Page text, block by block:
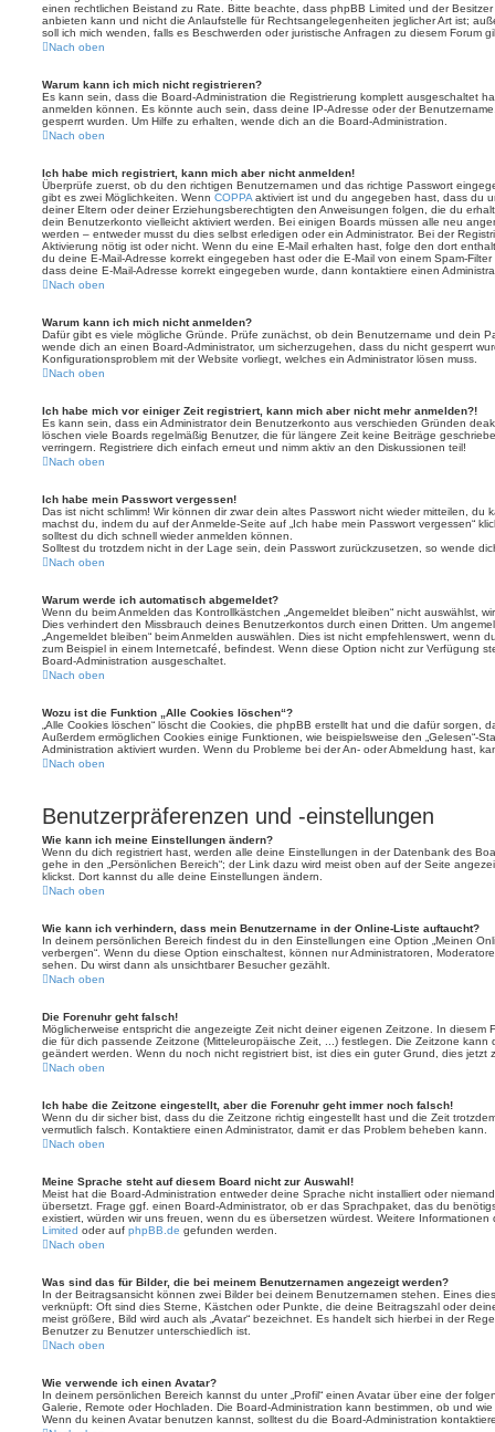
einen rechtlichen Beistand zu Rate. Bitte beachte, dass phpBB Limited und der
anbieten kann und nicht die Anlaufstelle für Rechtsangelegenheiten jeglicher Art ist;
soll ich mich wenden, falls es Beschwerden oder juristische Anfragen zu diesem Forum
Nach oben
Warum kann ich mich nicht registrieren?
Es kann sein, dass die Board-Administration die Registrierung komplett ausgeschaltet
anmelden können. Es könnte auch sein, dass deine IP-Adresse oder der
gesperrt wurden. Um Hilfe zu erhalten, wende dich an die Board-Administration.
Nach oben
Ich habe mich registriert, kann mich aber nicht anmelden!
Überprüfe zuerst, ob du den richtigen Benutzernamen und das richtige Passwort
gibt es zwei Möglichkeiten. Wenn COPPA aktiviert ist und du angegeben hast, dass du
deiner Eltern oder deiner Erziehungsberechtigten den Anweisungen folgen, die du
dein Benutzerkonto vielleicht aktiviert werden. Bei einigen Boards müssen alle neu
werden – entweder musst du dies selbst erledigen oder ein Administrator. Bei der
Aktivierung nötig ist oder nicht. Wenn du eine E-Mail erhalten hast, folge den dort
du deine E-Mail-Adresse korrekt eingegeben hast oder die E-Mail von einem Spam-
dass deine E-Mail-Adresse korrekt eingegeben wurde, dann kontaktiere einen
Nach oben
Warum kann ich mich nicht anmelden?
Dafür gibt es viele mögliche Gründe. Prüfe zunächst, ob dein Benutzername und dein
wende dich an einen Board-Administrator, um sicherzugehen, dass du nicht gesperrt
Konfigurationsproblem mit der Website vorliegt, welches ein Administrator lösen muss.
Nach oben
Ich habe mich vor einiger Zeit registriert, kann mich aber nicht mehr anmelden?!
Es kann sein, dass ein Administrator dein Benutzerkonto aus verschieden Gründen
löschen viele Boards regelmäßig Benutzer, die für längere Zeit keine Beiträge
verringern. Registriere dich einfach erneut und nimm aktiv an den Diskussionen teil!
Nach oben
Ich habe mein Passwort vergessen!
Das ist nicht schlimm! Wir können dir zwar dein altes Passwort nicht wieder mitteilen, du
machst du, indem du auf der Anmelde-Seite auf „Ich habe mein Passwort vergessen“
solltest du dich schnell wieder anmelden können.
Solltest du trotzdem nicht in der Lage sein, dein Passwort zurückzusetzen, so wende
Nach oben
Warum werde ich automatisch abgemeldet?
Wenn du beim Anmelden das Kontrollkästchen „Angemeldet bleiben“ nicht auswählst,
Dies verhindert den Missbrauch deines Benutzerkontos durch einen Dritten. Um
„Angemeldet bleiben“ beim Anmelden auswählen. Dies ist nicht empfehlenswert, wenn
zum Beispiel in einem Internetcafé, befindest. Wenn diese Option nicht zur Verfügung
Board-Administration ausgeschaltet.
Nach oben
Wozu ist die Funktion „Alle Cookies löschen“?
„Alle Cookies löschen“ löscht die Cookies, die phpBB erstellt hat und die dafür sorgen,
Außerdem ermöglichen Cookies einige Funktionen, wie beispielsweise den „Gelesen“-
Administration aktiviert wurden. Wenn du Probleme bei der An- oder Abmeldung hast,
Nach oben
Benutzerpräferenzen und -einstellungen
Wie kann ich meine Einstellungen ändern?
Wenn du dich registriert hast, werden alle deine Einstellungen in der Datenbank des
gehe in den „Persönlichen Bereich“; der Link dazu wird meist oben auf der Seite
klickst. Dort kannst du alle deine Einstellungen ändern.
Nach oben
Wie kann ich verhindern, dass mein Benutzername in der Online-Liste auftaucht?
In deinem persönlichen Bereich findest du in den Einstellungen eine Option „Meinen
verbergen“. Wenn du diese Option einschaltest, können nur Administratoren,
sehen. Du wirst dann als unsichtbarer Besucher gezählt.
Nach oben
Die Forenuhr geht falsch!
Möglicherweise entspricht die angezeigte Zeit nicht deiner eigenen Zeitzone. In diesem
die für dich passende Zeitzone (Mitteleuropäische Zeit, ...) festlegen. Die Zeitzone kann
geändert werden. Wenn du noch nicht registriert bist, ist dies ein guter Grund, dies jetzt
Nach oben
Ich habe die Zeitzone eingestellt, aber die Forenuhr geht immer noch falsch!
Wenn du dir sicher bist, dass du die Zeitzone richtig eingestellt hast und die Zeit
vermutlich falsch. Kontaktiere einen Administrator, damit er das Problem beheben kann.
Nach oben
Meine Sprache steht auf diesem Board nicht zur Auswahl!
Meist hat die Board-Administration entweder deine Sprache nicht installiert oder
übersetzt. Frage ggf. einen Board-Administrator, ob er das Sprachpaket, das du
existiert, würden wir uns freuen, wenn du es übersetzen würdest. Weitere
Limited oder auf phpBB.de gefunden werden.
Nach oben
Was sind das für Bilder, die bei meinem Benutzernamen angezeigt werden?
In der Beitragsansicht können zwei Bilder bei deinem Benutzernamen stehen. Eines
verknüpft: Oft sind dies Sterne, Kästchen oder Punkte, die deine Beitragszahl oder
meist größere, Bild wird auch als „Avatar“ bezeichnet. Es handelt sich hierbei in der
Benutzer zu Benutzer unterschiedlich ist.
Nach oben
Wie verwende ich einen Avatar?
In deinem persönlichen Bereich kannst du unter „Profil“ einen Avatar über eine der
Galerie, Remote oder Hochladen. Die Board-Administration kann bestimmen, ob und
Wenn du keinen Avatar benutzen kannst, solltest du die Board-Administration